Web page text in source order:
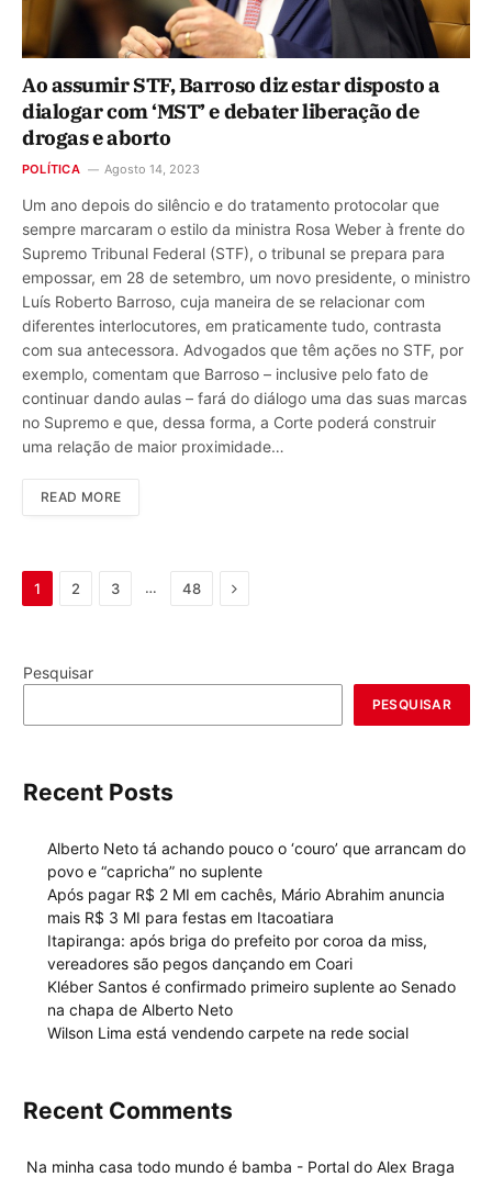
Ao assumir STF, Barroso diz estar disposto a
dialogar com ‘MST’ e debater liberação de
drogas e aborto
POLÍTICA Agosto 14, 2023
Um ano depois do silêncio e do tratamento protocolar que
sempre marcaram o estilo da ministra Rosa Weber à frente do
Supremo Tribunal Federal (STF), o tribunal se prepara para
empossar, em 28 de setembro, um novo presidente, o ministro
Luís Roberto Barroso, cuja maneira de se relacionar com
diferentes interlocutores, em praticamente tudo, contrasta
com sua antecessora. Advogados que têm ações no STF, por
exemplo, comentam que Barroso – inclusive pelo fato de
continuar dando aulas – fará do diálogo uma das suas marcas
no Supremo e que, dessa forma, a Corte poderá construir
uma relação de maior proximidade…
READ MORE
1 2 3 … 48 Next
Pesquisar
PESQUISAR
Recent Posts
Alberto Neto tá achando pouco o ‘couro’ que arrancam do
povo e “capricha” no suplente
Após pagar R$ 2 MI em cachês, Mário Abrahim anuncia
mais R$ 3 MI para festas em Itacoatiara
Itapiranga: após briga do prefeito por coroa da miss,
vereadores são pegos dançando em Coari
Kléber Santos é confirmado primeiro suplente ao Senado
na chapa de Alberto Neto
Wilson Lima está vendendo carpete na rede social
Recent Comments
Na minha casa todo mundo é bamba - Portal do Alex Braga